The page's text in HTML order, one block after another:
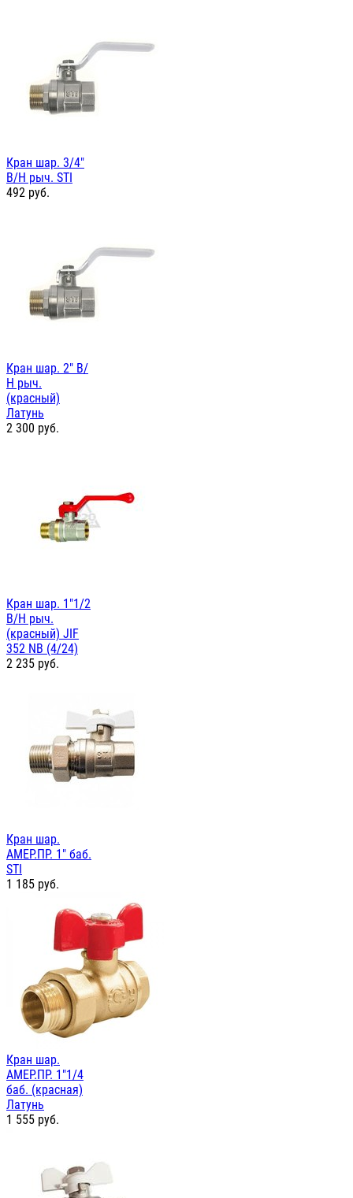
Кран шар. 3/4"
В/Н рыч. STI
492 руб.
Кран шар. 2" В/
Н рыч.
(красный)
Латунь
2 300 руб.
Кран шар. 1"1/2
В/Н рыч.
(красный) JIF
352 NB (4/24)
2 235 руб.
Кран шар.
АМЕР.ПР. 1" баб.
STI
1 185 руб.
Кран шар.
АМЕР.ПР. 1"1/4
баб. (красная)
Латунь
1 555 руб.